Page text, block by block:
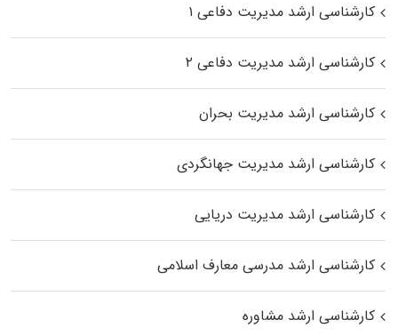
کارشناسی ارشد مدیریت دفاعی ۱
کارشناسی ارشد مدیریت دفاعی ۲
کارشناسی ارشد مدیریت بحران
کارشناسی ارشد مدیریت جهانگردی
کارشناسی ارشد مدیریت دریایی
کارشناسی ارشد مدرسی معارف اسلامی
کارشناسی ارشد مشاوره